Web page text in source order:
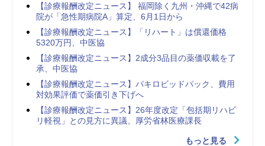
【診療報酬改定ニュース】 福岡除く九州・沖縄で42病
院が「急性期病院A」算定、6月1日から
【診療報酬改定ニュース】「リハート」は償還価格
5320万円、中医協
【診療報酬改定ニュース】2成分3品目の薬価収載を了
承、中医協
【診療報酬改定ニュース】パキロビッドパック、費用
対効果評価で薬価引き下げへ
【診療報酬改定ニュース】26年度改定「包括期リハビ
リ軽視」との見方に異議、厚労省林医療課長
もっと見る